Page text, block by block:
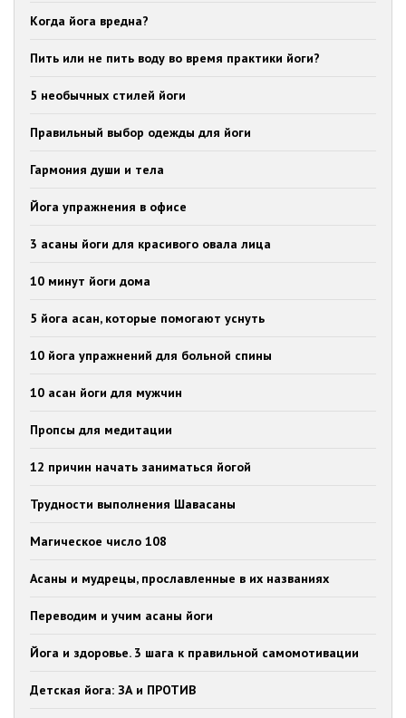
Когда йога вредна?
Пить или не пить воду во время практики йоги?
5 необычных стилей йоги
Правильный выбор одежды для йоги
Гармония души и тела
Йога упражнения в офисе
3 асаны йоги для красивого овала лица
10 минут йоги дома
5 йога асан, которые помогают уснуть
10 йога упражнений для больной спины
10 асан йоги для мужчин
Пропсы для медитации
12 причин начать заниматься йогой
Трудности выполнения Шавасаны
Магическое число 108
Асаны и мудрецы, прославленные в их названиях
Переводим и учим асаны йоги
Йога и здоровье. 3 шага к правильной самомотивации
Детская йога: ЗА и ПРОТИВ